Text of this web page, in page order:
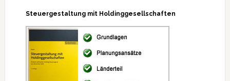
Steuergestaltung mit Holdinggesellschaften